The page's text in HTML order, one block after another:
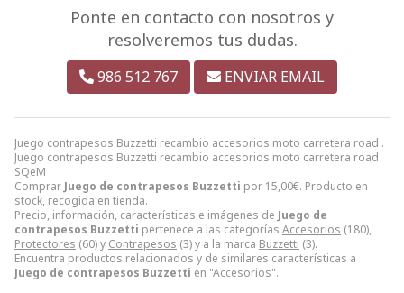
Juego contrapesos Buzzetti recambio accesorios moto carretera road .
Juego contrapesos Buzzetti recambio accesorios moto carretera road
SQeM
Comprar Juego de contrapesos Buzzetti por 15,00€. Producto en
stock, recogida en tienda.
Precio, información, características e imágenes de Juego de
contrapesos Buzzetti pertenece a las categorías Accesorios (180),
Protectores (60) y Contrapesos (3) y a la marca Buzzetti (3).
Encuentra productos relacionados y de similares características a
Juego de contrapesos Buzzetti en "Accesorios".
Ponte en contacto con nosotros y
resolveremos tus dudas.
986 512 767 ENVIAR EMAIL